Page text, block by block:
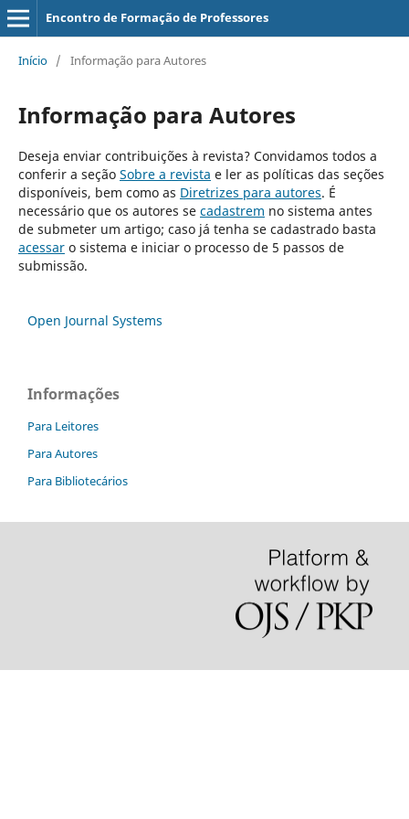
Encontro de Formação de Professores
Início / Informação para Autores
Informação para Autores
Deseja enviar contribuições à revista? Convidamos todos a
conferir a seção Sobre a revista e ler as políticas das seções
disponíveis, bem como as Diretrizes para autores. É
necessário que os autores se cadastrem no sistema antes
de submeter um artigo; caso já tenha se cadastrado basta
acessaro sistema e iniciar o processo de 5 passos de
submissão.
Open Journal Systems
Informações
Para Leitores
Para Autores
Para Bibliotecários